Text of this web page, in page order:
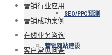
SEO/PPC预测
营销网站建设
营销行业应用
营销成功案例
在线业务咨询
客户常见问答